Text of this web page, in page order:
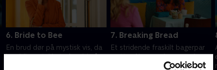
6. Bride to Bee
En brud dør på mystisk vis, da
hun bliver stukket af en bi på
7. Breaking Bread
Et stridende fraskilt bagerpar
sætter Alexa under pres, da
ekskonens nye kæreste drukner